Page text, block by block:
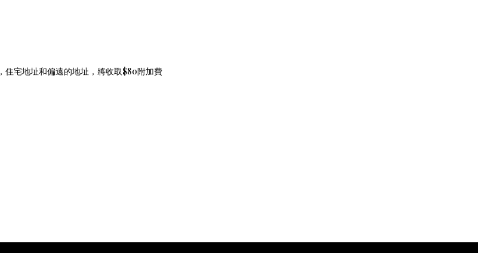
，住宅地址和偏遠的地址，將收取 $80 附加費